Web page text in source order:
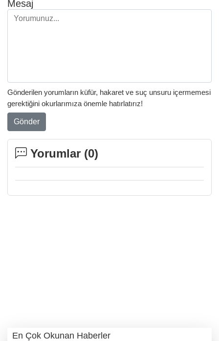
Mesaj
Gönderilen yorumların küfür, hakaret ve suç unsuru içermemesi
gerektiğini okurlarımıza önemle hatırlatırız!
Gönder
Yorumlar (0)
En Çok Okunan Haberler